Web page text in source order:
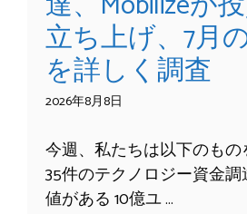
立ち上げ、7月
を詳しく調査
2026年8月8日
今週、私たちは以下のも
35件のテクノロジー資金
値がある 10億ユ …